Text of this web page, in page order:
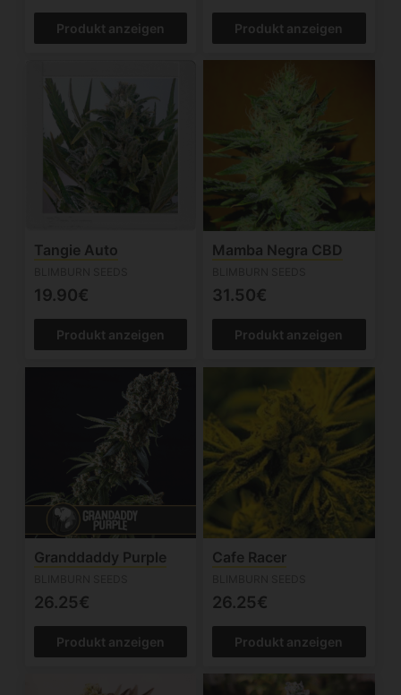
Produkt anzeigen Produkt anzeigen
Tangie Auto
19.90€
Produkt anzeigen
Mamba Negra CBD
31.50€
Produkt anzeigen
Granddaddy Purple
26.25€
Produkt anzeigen
Cafe Racer
26.25€
Produkt anzeigen